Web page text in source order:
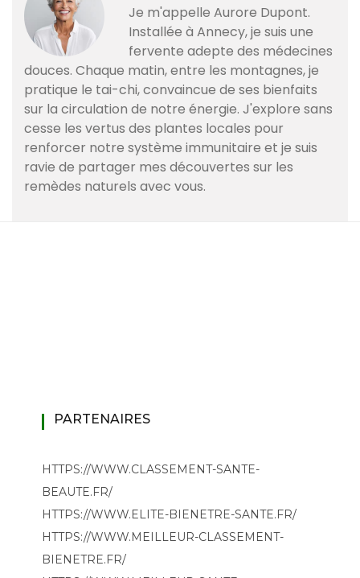
Je m'appelle Aurore Dupont.
Installée à Annecy, je suis une
fervente adepte des médecines
douces. Chaque matin, entre les montagnes, je
pratique le tai-chi, convaincue de ses bienfaits
sur la circulation de notre énergie. J'explore sans
cesse les vertus des plantes locales pour
renforcer notre système immunitaire et je suis
ravie de partager mes découvertes sur les
remèdes naturels avec vous.
PARTENAIRES
HTTPS://WWW.CLASSEMENT-SANTE-
BEAUTE.FR/
HTTPS://WWW.ELITE-BIENETRE-SANTE.FR/
HTTPS://WWW.MEILLEUR-CLASSEMENT-
BIENETRE.FR/